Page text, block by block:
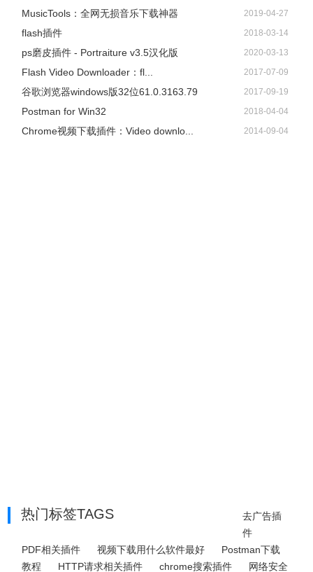
​MusicTools：全网无损音乐下载神器 2019-04-27
flash插件 2018-03-14
ps磨皮插件 - Portraiture v3.5汉化版 2020-03-13
Flash Video Downloader：fl... 2017-07-09
谷歌浏览器windows版32位61.0.3163.79 2017-09-19
Postman for Win32 2018-04-04
Chrome视频下载插件：Video downlo... 2014-09-04
热门标签TAGS
去广告插
件
PDF相关插件
视频下载用什么软件最好
Postman下载
教程
HTTP请求相关插件 chrome搜索插件
网络安全